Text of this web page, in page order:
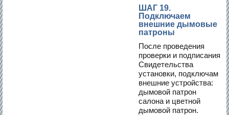
ШАГ 19.
Подключаем
внешние дымовые
патроны
После проведения
проверки и подписания
Свидетельства
установки, подключам
внешние устройства:
дымовой патрон
салона и цветной
дымовой патрон.